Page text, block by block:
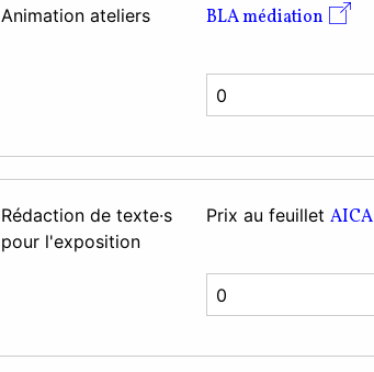
Animation ateliers BLA médiation
Rédaction de texte·s
pour l'exposition
Prix au feuillet AICA